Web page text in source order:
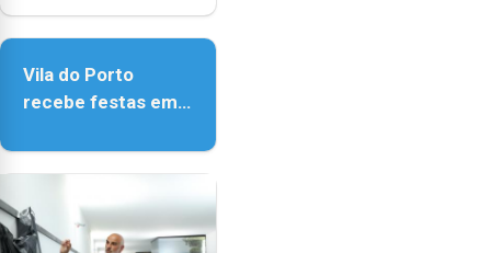
de Vila do Porto
Vila do Porto
recebe festas em
Senhora da